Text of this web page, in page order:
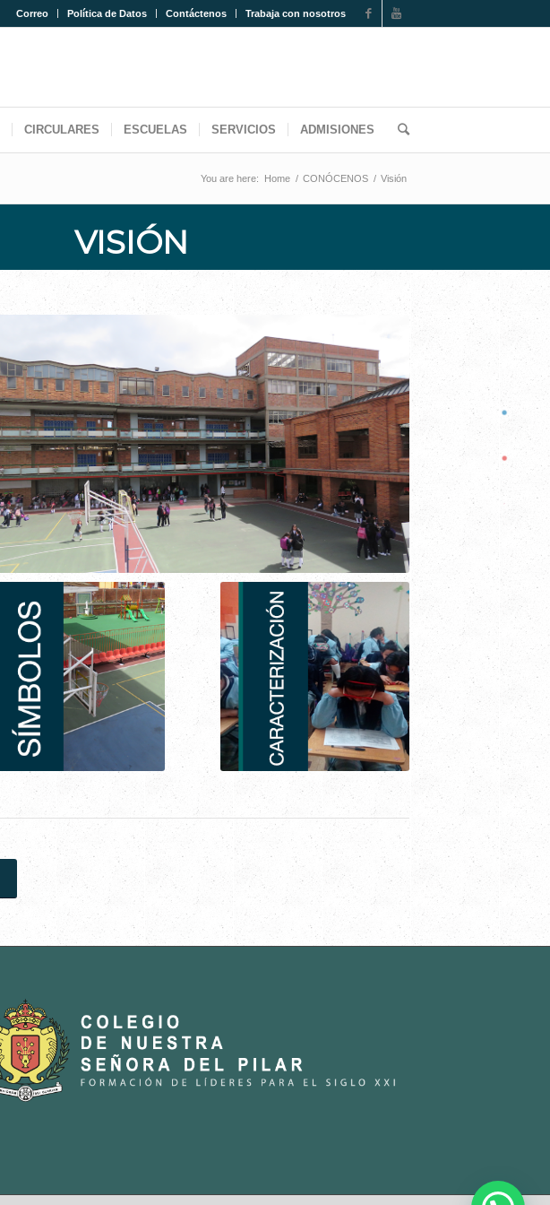
Correo Política de Datos Contáctenos Trabaja con nosotros
CIRCULARES ESCUELAS SERVICIOS ADMISIONES
You are here: Home / CONÓCENOS / Visión
VISIÓN